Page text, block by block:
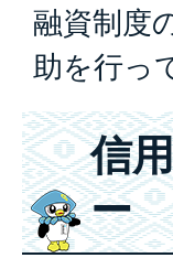
融資制度
助を行っ
信
ー